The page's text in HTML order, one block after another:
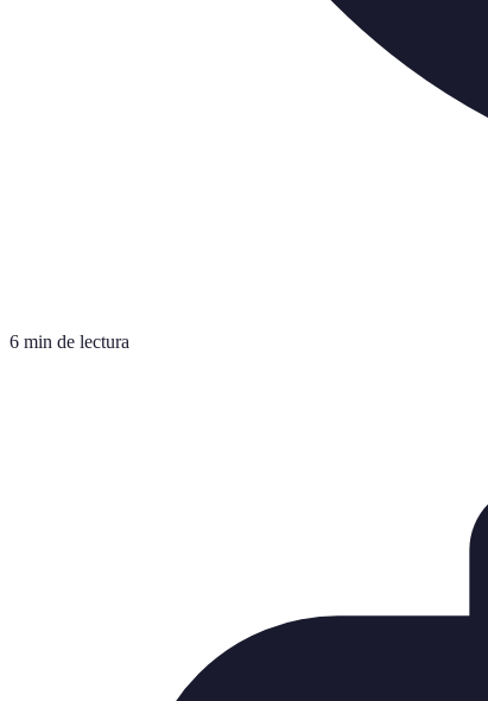
6 min de lectura